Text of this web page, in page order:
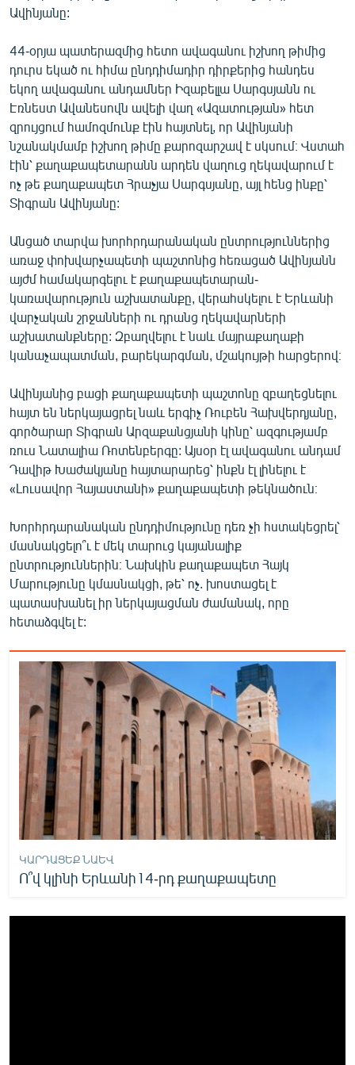
Ավինյանը:
44-օրյա պատերազմից հետո ավագանու իշխող թիմից
դուրս եկած ու հիմա ընդդիմադիր դիրքերից հանդես
եկող ավագանու անդամներ Իզաբելլա Սարգսյանն ու
Էռնեստ Ավանեսովն ավելի վաղ «Ազատության» հետ
զրույցում համոզմունք էին հայտնել, որ Ավինյանի
նշանակմամբ իշխող թիմը քարոզարշավ է սկսում։ Վստահ
էին՝ քաղաքապետարանն արդեն վաղուց ղեկավարում է
ոչ թե քաղաքապետ Հրաչյա Սարգսյանը, այլ հենց ինքը՝
Տիգրան Ավինյանը:
Անցած տարվա խորհրդարանական ընտրություններից
առաջ փոխվարչապետի պաշտոնից հեռացած Ավինյանն
այժմ համակարգելու է քաղաքապետարան-
կառավարություն աշխատանքը, վերահսկելու է Երևանի
վարչական շրջանների ու դրանց ղեկավարների
աշխատանքները: Զբաղվելու է նաև մայրաքաղաքի
կանաչապատման, բարեկարգման, մշակույթի հարցերով։
Ավինյանից բացի քաղաքապետի պաշտոնը զբաղեցնելու
հայտ են ներկայացրել նաև երգիչ Ռուբեն Հախվերդյանը,
գործարար Տիգրան Արզաքանցյանի կինը՝ ազգությամբ
ռուս Նատալիա Ռոտենբերգը: Այսօր էլ ավագանու անդամ
Դավիթ Խաժակյանը հայտարարեց՝ ինքն էլ լինելու է
«Լուսավոր Հայաստանի» քաղաքապետի թեկնածուն։
Խորհրդարանական ընդդիմությունը դեռ չի հստակեցրել՝
մասնակցելո՞ւ է մեկ տարուց կայանալիք
ընտրություններին։ Նախկին քաղաքապետ Հայկ
Մարությունը կմասնակցի, թե՝ ոչ. խոստացել է
պատասխանել իր ներկայացման ժամանակ, որը
հետաձգվել է:
ԿԱՐԴԱՑԵՔ ՆԱԵՎ
Ո՞վ կլինի Երևանի14-րդ քաղաքապետը